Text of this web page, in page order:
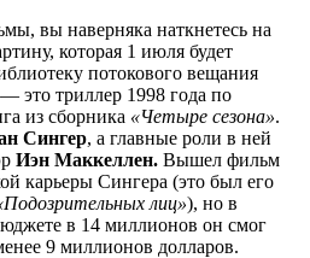
вы наверняка наткнетесь на
которая 1 июля будет
потокового вещания
— это триллер 1998 года по
из сборника «Четыре сезона».
Сингер, а главные роли в ней
Иэн Маккеллен. Вышел фильм
карьеры Сингера (это был его
лиц»), но в
в 14 миллионов он смог
9 миллионов долларов.